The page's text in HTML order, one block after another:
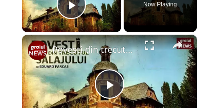
Play Video
Now Playing
×
Play
Povesti din trecutul Salajului Episodul 1